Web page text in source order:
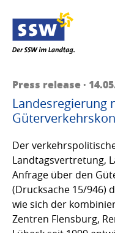
Press release ·
Landesregierung
Der
Landtagsvertretung,
Anfrage über den
(Drucksache 15/946)
wie sich der
Zentren Flensburg,